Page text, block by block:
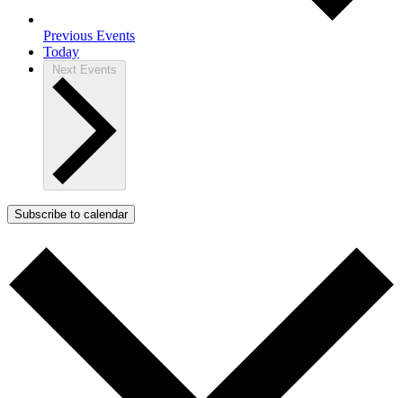
Previous Events
Today
Next Events
Subscribe to calendar